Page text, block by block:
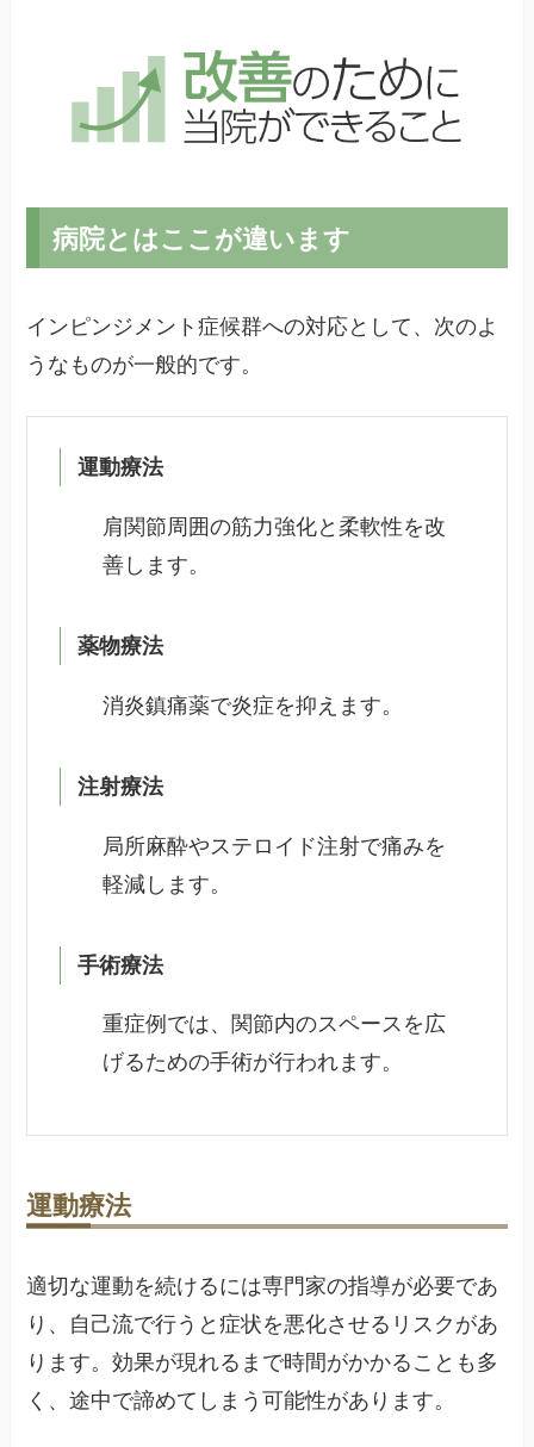
病院とはここが違います
インピンジメント症候群への対応として、次のよ
うなものが一般的です。
運動療法
肩関節周囲の筋力強化と柔軟性を改
善します。
薬物療法
消炎鎮痛薬で炎症を抑えます。
注射療法
局所麻酔やステロイド注射で痛みを
軽減します。
手術療法
重症例では、関節内のスペースを広
げるための手術が行われます。
運動療法
適切な運動を続けるには専門家の指導が必要であ
り、自己流で行うと症状を悪化させるリスクがあ
ります。効果が現れるまで時間がかかることも多
く、途中で諦めてしまう可能性があります。